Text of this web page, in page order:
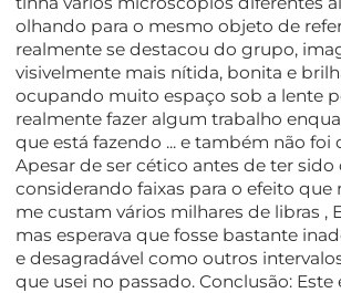
olhando para o mesmo objeto de
realmente se destacou do grupo,
visivelmente mais nítida, bonita e
ocupando muito espaço sob a lente
realmente fazer algum trabalho
que está fazendo ... e também não foi
Apesar de ser cético antes de ter
considerando faixas para o efeito
me custam vários milhares de libras ,
mas esperava que fosse bastante
e desagradável como outros
que usei no passado. Conclusão: